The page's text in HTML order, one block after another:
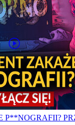
P**NOGRAFII?